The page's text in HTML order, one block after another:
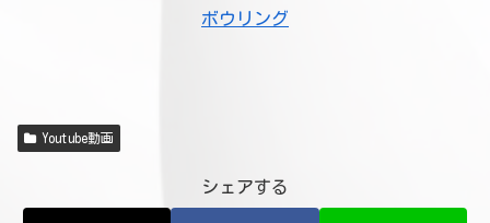
ボウリング
Youtube動画
シェアする